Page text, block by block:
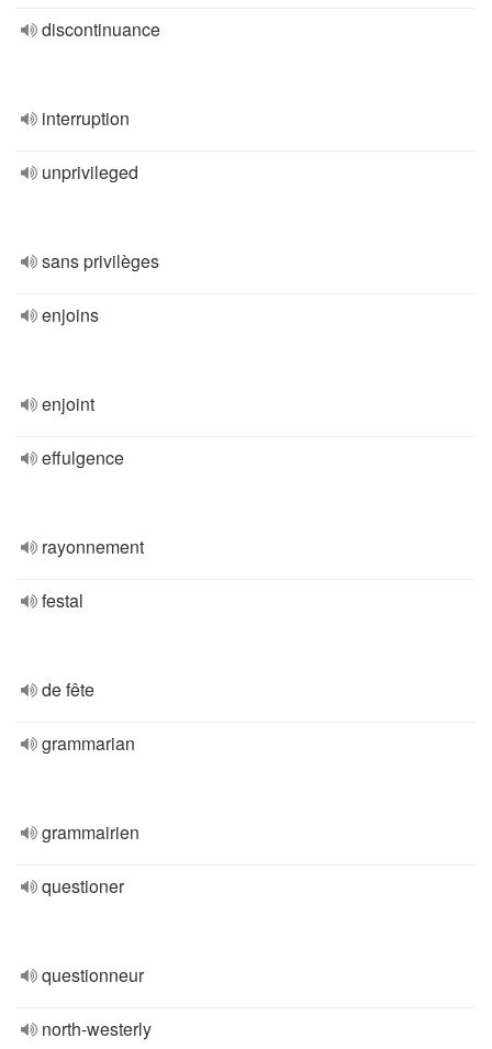
discontinuance
interruption
unprivileged
sans privilèges
enjoins
enjoint
effulgence
rayonnement
festal
de fête
grammarian
grammairien
questioner
questionneur
north-westerly